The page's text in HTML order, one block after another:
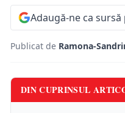
Adaugă-ne ca
Publicat de Ramona-
DIN CUPRINSUL